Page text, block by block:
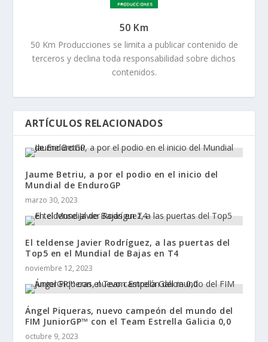
50 Km
50 Km Producciones se limita a publicar contenido de
terceros y declina toda responsabilidad sobre dichos
contenidos.
ARTÍCULOS RELACIONADOS
Jaume Betriu, a por el podio en el inicio del
Mundial de EnduroGP
marzo 30, 2023
El teldense Javier Rodríguez, a las puertas del
Top5 en el Mundial de Bajas en T4
noviembre 12, 2023
Ángel Piqueras, nuevo campeón del mundo del
FIM JuniorGP™ con el Team Estrella Galicia 0,0
octubre 9, 2023